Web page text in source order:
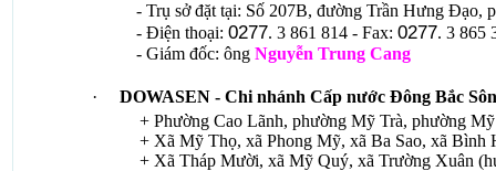
- Trụ sở đặt tại: Số 207B, đường Trần Hưng Đạo,
- Điện thoại: 0277. 3 861 814 - Fax: 0277. 3 865
- Giám đốc: ông Nguyễn Trung Cang
· DOWASEN - Chi nhánh Cấp nước Đông Bắc
+ Phường Cao Lãnh, phường Mỹ Trà, phường Mỹ
+ Xã Mỹ Thọ, xã Phong Mỹ, xã Ba Sao, xã Bình
+ Xã Tháp Mười, xã Mỹ Quý, xã Trường Xuân